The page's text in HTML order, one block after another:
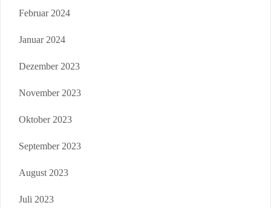
Februar 2024
Januar 2024
Dezember 2023
November 2023
Oktober 2023
September 2023
August 2023
Juli 2023